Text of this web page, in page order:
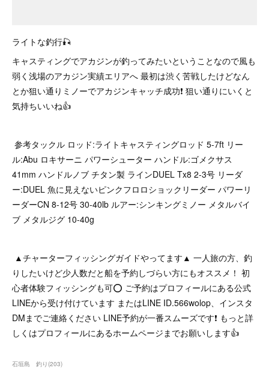
ライトな釣行🎣
キャスティングでアカジンが釣ってみたいということなので風も
弱く浅場のアカジン実績エリアへ 最初は渋く苦戦したけどなん
とか狙い通りミノーでアカジンキャッチ成功❗ 狙い通りにいくと
気持ちいいね👍
参考タックル ロッド:ライトキャスティングロッド 5-7ft リー
ル:Abu ロキサーニ パワーシューター ハンドル:ゴメクサス
41mm ハンドルノブ チタン製 ラインDUEL Tx8 2-3号 リーダ
ー:DUEL 魚に見えないピンクフロロショックリーダー パワーリ
ーダーCN 8-12号 30-40lb ルアー:シンキングミノー メタルバイ
ブ メタルジグ 10-40g
▲チャーターフィッシングガイドやってます▲ 一人旅の方、釣
りしたいけど少人数だと船を予約しづらい方にもオススメ！ 初
心者体験フィッシングも可⭕ ご予約はプロフィールにある公式
LINEから受け付けています またはLINE ID.566wolop、インスタ
DMまでご連絡ください LINE予約が一番スムーズです❗ もっと詳
しくはプロフィールにあるホームページまでお願いします👍
石垣島 釣り(203)